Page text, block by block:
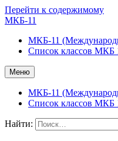
Перейти к содержимому
МКБ-11
МКБ-11
Список классов МКБ
Меню
МКБ-11
Список классов МКБ
Найти: